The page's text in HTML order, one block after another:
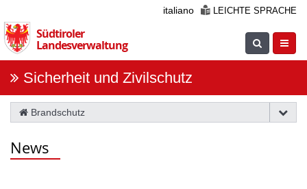
Sie
die
Navigation
italiano LEICHTE SPRACHE
Südtiroler
Landesverwaltung
Suche
Sicherheit und Zivilschutz
Brandschutz
News